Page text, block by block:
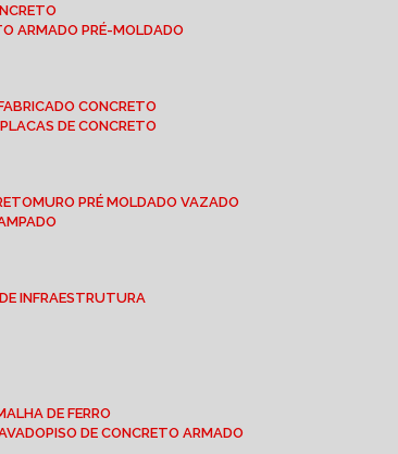
ARMADO PRÉ-MOLDADO
FABRICADO CONCRETO
PLACAS DE CONCRETO
MURO PRÉ MOLDADO VAZADO
INFRAESTRUTURA
DE FERRO
PISO DE CONCRETO ARMADO